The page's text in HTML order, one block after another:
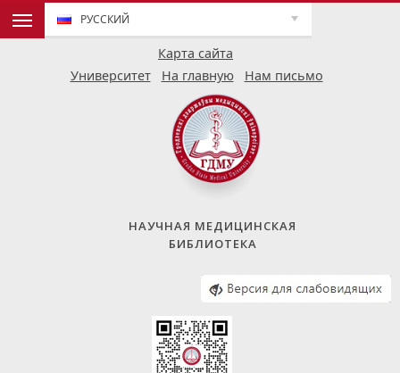
Карта сайта
РУССКИЙ
Университет На главную Нам письмо
НАУЧНАЯ МЕДИЦИНСКАЯ
БИБЛИОТЕКА